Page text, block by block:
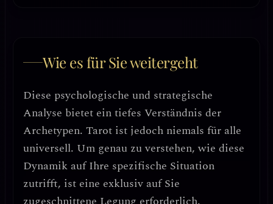
Wie es für Sie weitergeht
Diese psychologische und strategische
Analyse bietet ein tiefes Verständnis der
Archetypen. Tarot ist jedoch niemals für alle
universell. Um genau zu verstehen, wie diese
Dynamik auf Ihre spezifische Situation
zutrifft, ist eine exklusiv auf Sie